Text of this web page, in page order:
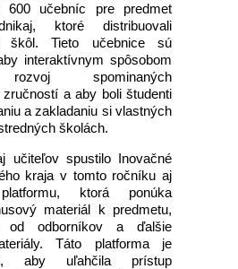
učebníc pre predmet
ktoré distribuovali
škôl. Tieto učebnice sú
interaktívnym spôsobom
rozvoj spominaných
a aby boli študenti
a zakladaniu si vlastných
školách.
učiteľov spustilo Inovačné
kraja v tomto ročníku aj
ktorá ponúka
materiál k predmetu,
od odborníkov a ďalšie
Táto platforma je
aby uľahčila prístup